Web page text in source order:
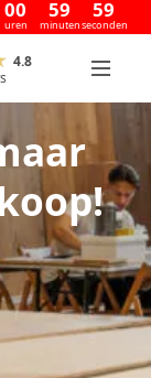
00
uren
59
minuten
58
seconden
4.8